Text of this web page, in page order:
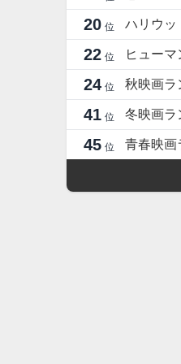
20 位 ハリウッ
22 位 ヒュー
24 位 秋映画ラ
41 位 冬映画ラ
45 位 青春映画